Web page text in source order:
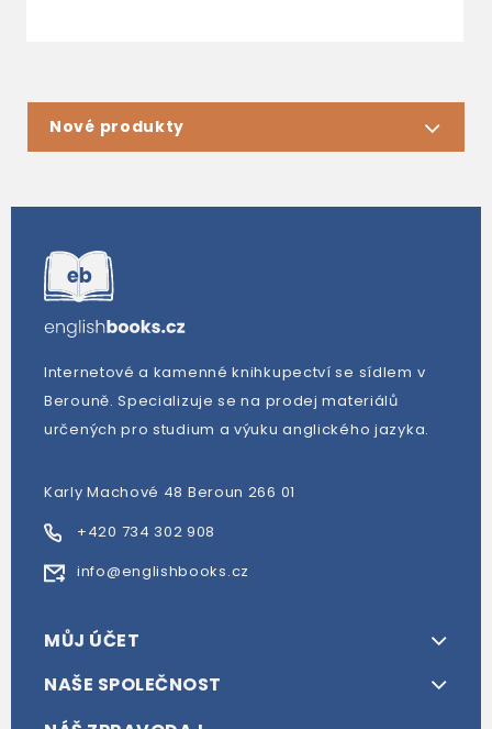
Nové produkty
Internetové a kamenné knihkupectví se sídlem v
Berouně. Specializuje se na prodej materiálů
určených pro studium a výuku anglického jazyka.
Karly Machové 48 Beroun 266 01
+420 734 302 908
info@englishbooks.cz
MŮJ ÚČET
NAŠE SPOLEČNOST